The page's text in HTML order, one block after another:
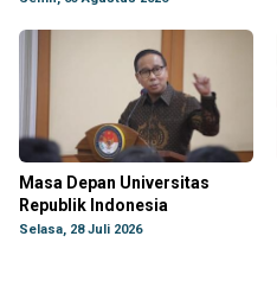
Masa Depan Universitas
Republik Indonesia
Selasa, 28 Juli 2026